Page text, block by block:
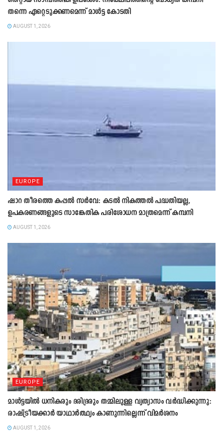
തന്നെ ഏറ്റെടുക്കണമെന്ന് മാൾട്ട കോടതി
AUGUST 1, 2026
EUROPE
ഷാറ തീരത്തെ കപ്പൽ സർവേ: കടൽ നികത്തൽ പദ്ധതിയല്ല,
ഉപകരണങ്ങളുടെ സാങ്കേതിക പരിശോധന മാത്രമെന്ന് കമ്പനി
AUGUST 1, 2026
EUROPE
മാൾട്ടയിൽ ധനികരും ദരിദ്രരും തമ്മിലുള്ള വ്യത്യാസം വർദ്ധിക്കുന്നു:
രാഷ്ട്രീയക്കാർ യാഥാർത്ഥ്യം കാണുന്നില്ലെന്ന് വിമർശനം
AUGUST 1, 2026